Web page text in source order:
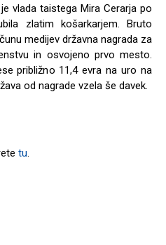
vlada taistega Mira Cerarja po
zlatim košarkarjem. Bruto
medijev državna nagrada za
in osvojeno prvo mesto.
približno 11,4 evra na uro na
od nagrade vzela še davek.
tu